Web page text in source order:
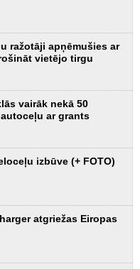
ražotāji apņēmušies ar
vietējo tirgu
vairāk nekā 50
ar grants
izbūve (+ FOTO)
atgriežas Eiropas